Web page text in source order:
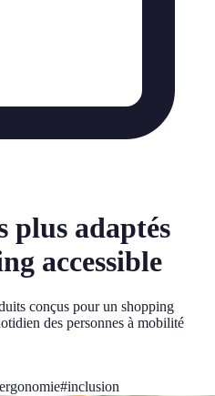
plus adaptés
accessible
conçus pour un shopping
des personnes à mobilité
ergonomie#inclusion